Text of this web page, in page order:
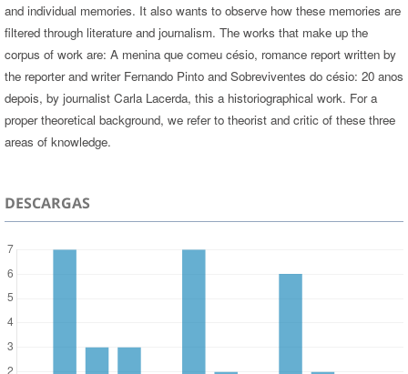
and individual memories. It also wants to observe how these memories are
filtered through literature and journalism. The works that make up the
corpus of work are: A menina que comeu césio, romance report written by
the reporter and writer Fernando Pinto and Sobreviventes do césio: 20 anos
depois, by journalist Carla Lacerda, this a historiographical work. For a
proper theoretical background, we refer to theorist and critic of these three
areas of knowledge.
DESCARGAS